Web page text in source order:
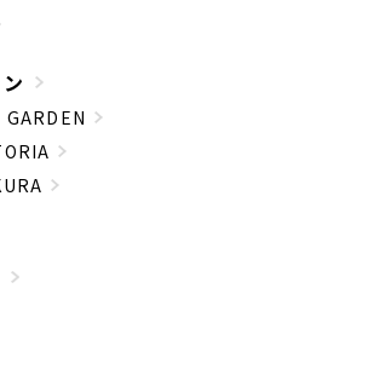
GARDEN